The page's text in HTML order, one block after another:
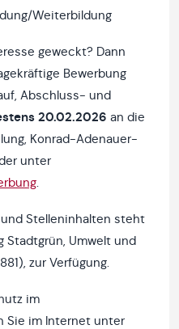
Weiterbildung
geweckt? Dann
Bewerbung
Abschluss- und
20.02.2026 an die
Konrad-Adenauer-
unter
.
und Stelleninhalten steht
Stadtgrün, Umwelt und
zur Verfügung.
im
Sie im Internet unter